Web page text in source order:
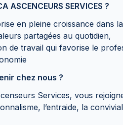
ASCENCEURS SERVICES ?
en pleine croissance dans
partagées au quotidien,
de travail qui favorise le
chez nous ?
Services, vous
l’entraide, la